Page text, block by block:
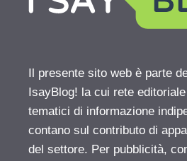
Il presente sito web è parte
IsayBlog! la cui rete
tematici di informazione
contano sul contributo di
del settore. Per pubblicità,